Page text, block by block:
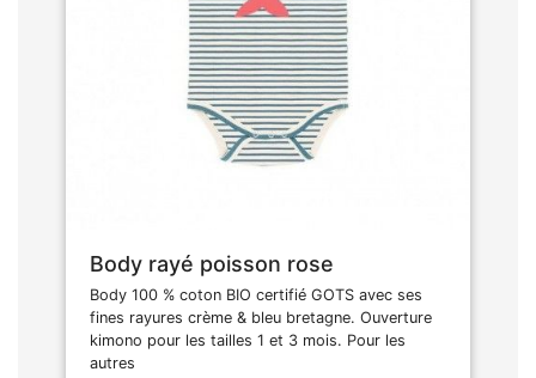
Body rayé poisson rose
Body 100 % coton BIO certifié GOTS avec ses
fines rayures crème & bleu bretagne. Ouverture
kimono pour les tailles 1 et 3 mois. Pour les
autres